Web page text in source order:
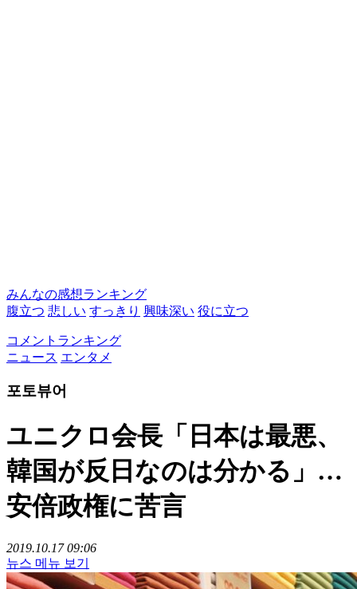
みんなの感想ランキング
腹立つ 悲しい すっきり 興味深い 役に立つ
コメントランキング
ニュース エンタメ
포토뷰어
ユニクロ会長「日本は最悪、
韓国が反日なのは分かる」…
安倍政権に苦言
2019.10.17 09:06
뉴스 메뉴 보기